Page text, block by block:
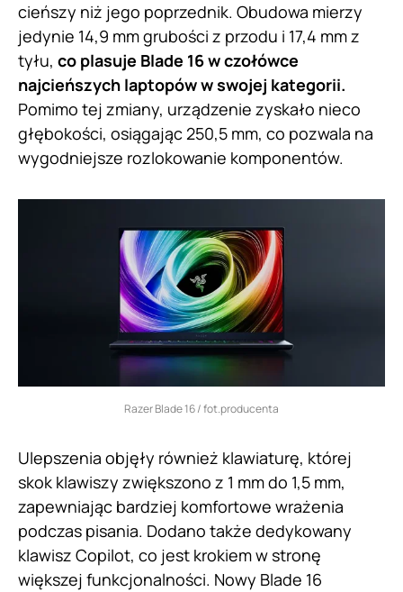
cieńszy niż jego poprzednik. Obudowa mierzy
jedynie 14,9 mm grubości z przodu i 17,4 mm z
tyłu, co plasuje Blade 16 w czołówce
najcieńszych laptopów w swojej kategorii.
Pomimo tej zmiany, urządzenie zyskało nieco
głębokości, osiągając 250,5 mm, co pozwala na
wygodniejsze rozlokowanie komponentów.
Razer Blade 16 / fot.producenta
Ulepszenia objęły również klawiaturę, której
skok klawiszy zwiększono z 1 mm do 1,5 mm,
zapewniając bardziej komfortowe wrażenia
podczas pisania. Dodano także dedykowany
klawisz Copilot, co jest krokiem w stronę
większej funkcjonalności. Nowy Blade 16